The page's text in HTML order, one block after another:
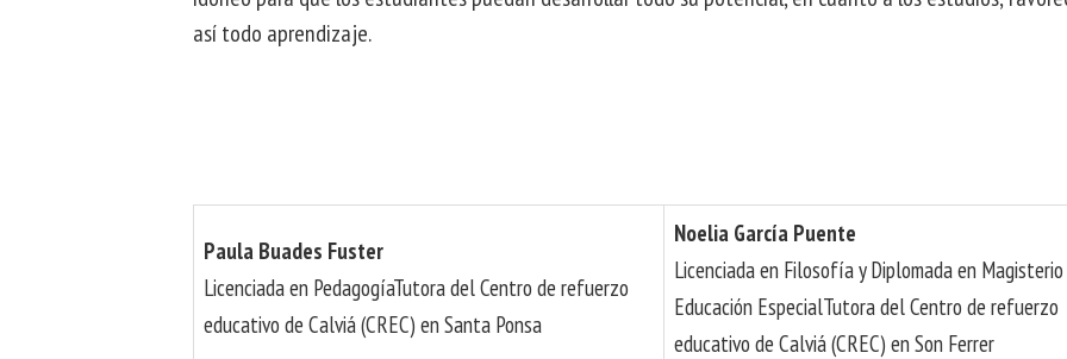
así todo aprendizaje.
Paula Buades Fuster
Licenciada en PedagogíaTutora del Centro de refuerzo
educativo de Calviá (CREC) en Santa Ponsa
Noelia García Puente
Licenciada en Filosofía y Diplomada en
Educación EspecialTutora del Centro de refuerzo
educativo de Calviá (CREC) en Son Ferrer